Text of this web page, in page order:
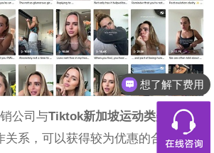
公司与Tiktok新加坡运动类美女红人
关系，可以获得较为优惠的合作报
想了解下费用